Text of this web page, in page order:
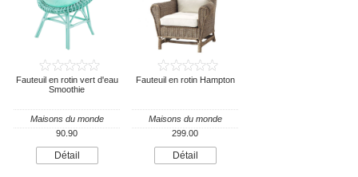
Fauteuil en rotin vert d'eau
Smoothie
Maisons du monde
90.90
Détail
Fauteuil en rotin Hampton
Maisons du monde
299.00
Détail